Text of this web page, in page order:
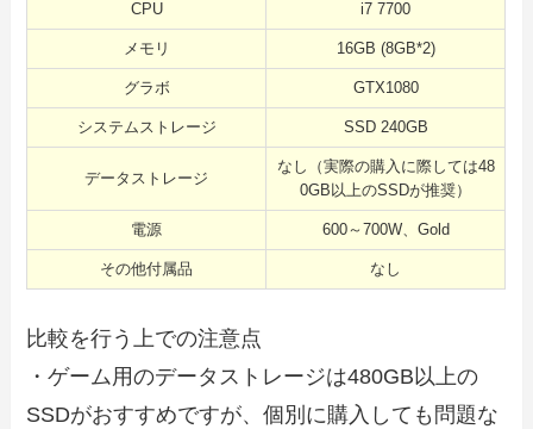
CPU i7 7700
メモリ 16GB (8GB*2)
グラボ GTX1080
システムストレージ SSD 240GB
データストレージ
なし（実際の購入に際しては48
0GB以上のSSDが推奨）
電源 600～700W、Gold
その他付属品 なし
比較を行う上での注意点
・ゲーム用のデータストレージは480GB以上の
SSDがおすすめですが、個別に購入しても問題な